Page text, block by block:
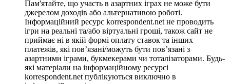
Пам'ятайте, що участь в азартних іграх не може бути
джерелом доходів або альтернативою роботі.
Інформаційний ресурс korrespondent.net не проводить
ігри на реальні та/або віртуальні гроші, також сайт не
приймає ні в якій формі оплату ставок та інших
платежів, які пов’язані/можуть бути пов’язані з
азартними іграми, букмекерами чи тоталізаторами. Будь-
які матеріали на інформаційному ресурсі
korrespondent.net публікуються виключно в